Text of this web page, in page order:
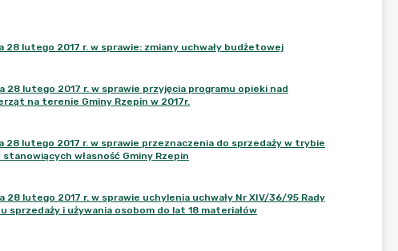
28 lutego 2017 r. w sprawie: zmiany uchwały budżetowej
28 lutego 2017 r. w sprawie przyjęcia programu opieki nad
na terenie Gminy Rzepin w 2017r.
28 lutego 2017 r. w sprawie przeznaczenia do sprzedaży w trybie
własność Gminy Rzepin
28 lutego 2017 r. w sprawie uchylenia uchwały Nr XIV/36/95 Rady
sprzedaży i używania osobom do lat 18 materiałów